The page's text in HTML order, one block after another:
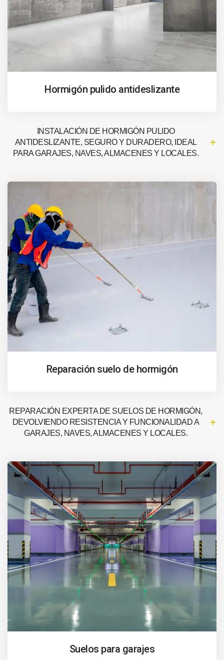
Hormigón pulido antideslizante
INSTALACIÓN DE HORMIGÓN PULIDO
ANTIDESLIZANTE, SEGURO Y DURADERO, IDEAL
PARA GARAJES, NAVES, ALMACENES Y LOCALES.
Reparación suelo de hormigón
REPARACIÓN EXPERTA DE SUELOS DE HORMIGÓN,
DEVOLVIENDO RESISTENCIA Y FUNCIONALIDAD A
GARAJES, NAVES, ALMACENES Y LOCALES.
Suelos para garajes